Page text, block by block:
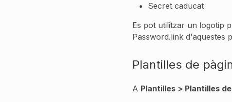
Secret caducat
Es pot utilitzar un logotip
Password.link d'aquestes
Plantilles de
A Plantilles > Plantilles